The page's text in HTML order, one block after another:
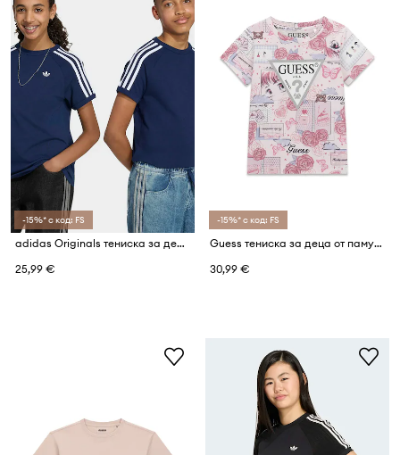
-15%* с код: FS
adidas Originals тениска за деца от памук
25,99 €
-15%* с код: FS
Guess тениска за деца от памук с еластан
30,99 €